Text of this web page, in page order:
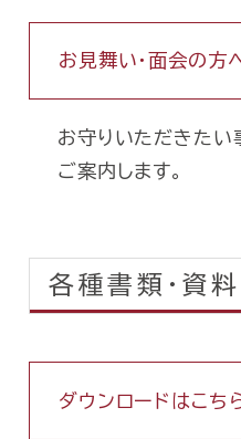
お見舞い・面会の方
お守りいただきたい
ご案内します。
各種書類・資料
ダウンロードはこち